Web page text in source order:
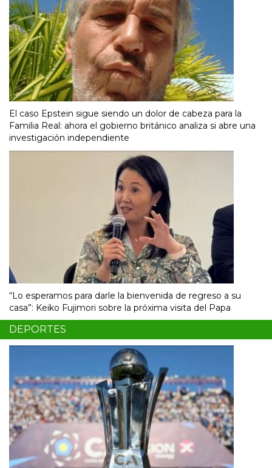
El caso Epstein sigue siendo un dolor de cabeza para la
Familia Real: ahora el gobierno británico analiza si abre una
investigación independiente
“Lo esperamos para darle la bienvenida de regreso a su
casa”: Keiko Fujimori sobre la próxima visita del Papa
DEPORTES